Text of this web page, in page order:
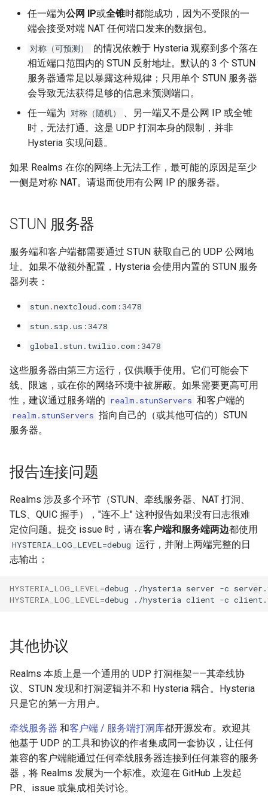
任一端为公网 IP或全锥时都能成功，因为不受限的一
端会接受对端 NAT 任何端口发来的数据包。
对称（可预测）
的情况依赖于 Hysteria 观察到多个落在
相近端口范围内的 STUN 反射地址。默认的 3 个 STUN
服务器通常足以暴露这种规律；只用单个 STUN 服务器
会导致无法获得足够的信息来预测端口。
任一端为 对称（随机）
、另一端又不是公网 IP 或全锥
时，无法打通。这是 UDP 打洞本身的限制，并非
Hysteria 实现问题。
如果 Realms 在你的网络上无法工作，最可能的原因是至少
一侧是对称 NAT。请退而使用有公网 IP 的服务器。
STUN 服务器
服务端和客户端都需要通过 STUN 获取自己的 UDP 公网地
址。如果不做额外配置，Hysteria 会使用内置的 STUN 服务
器列表：
stun.nextcloud.com:3478
stun.sip.us:3478
global.stun.twilio.com:3478
这些服务器由第三方运行，仅供顺手使用。它们可能会下
线、限速，或在你的网络环境中被屏蔽。如果需要更高可用
性，建议通过服务端的 realm.stunServers 和客户端的
realm.stunServers 指向自己的（或其他可信的）STUN
服务器。
报告连接问题
Realms 涉及多个环节（STUN、牵线服务器、NAT 打洞、
TLS、QUIC 握手），"连不上" 这种报告如果没有日志很难
定位问题。提交 issue 时，请在客户端和服务端两边都使用
HYSTERIA_LOG_LEVEL=debug 运行，并附上两端完整的日
志输出：
HYSTERIA_LOG_LEVEL =debug ./hysteria server -c
HYSTERIA_LOG_LEVEL =debug ./hysteria client -c
其他协议
Realms 本质上是一个通用的 UDP 打洞框架——其牵线协
议、STUN 发现和打洞逻辑并不和 Hysteria 耦合。Hysteria
只是它的第一方用户。
牵线服务器 和客户端 / 服务端打洞库都开源发布。欢迎其
他基于 UDP 的工具和协议的作者集成同一套协议，让任何
兼容的客户端能通过任何牵线服务器连接到任何兼容的服务
器，将 Realms 发展为一个标准。欢迎在 GitHub 上发起
PR、issue 或集成相关讨论。